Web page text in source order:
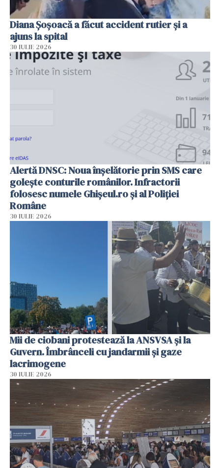
Diana Șoșoacă a făcut accident rutier și a
ajuns la spital
30 IULIE 2026
Alertă DNSC: Noua înșelătorie prin SMS care
golește conturile românilor. Infractorii
folosesc numele Ghișeul.ro și al Poliției
Române
30 IULIE 2026
Mii de ciobani protestează la ANSVSA și la
Guvern. Îmbrânceli cu jandarmii și gaze
lacrimogene
30 IULIE 2026